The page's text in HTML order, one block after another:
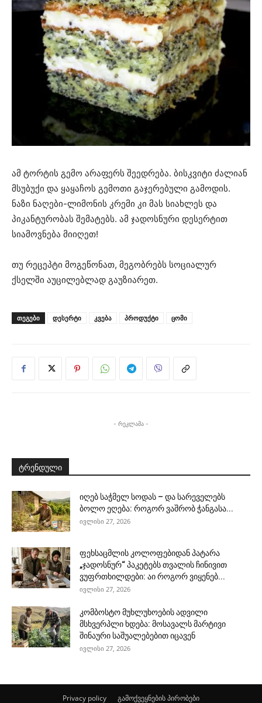
ამ ტორტის გემო არაფერს შეედრება. ბისკვიტი ძალიან
მსუბუქი და ყაყაჩოს გემოთი გაჯერებული გამოდის.
ნაზი ნაღები-ლიმონის კრემი კი მას სიახლეს და
პიკანტურობას შემატებს. ამ ჯადოსნური დესერტით
სიამოვნება მიიღეთ!
თუ რეცეპტი მოგეწონათ, მეგობრებს სოციალურ
ქსელში აუცილებლად გაუზიარეთ.
ᲗᲔᲒᲔᲑᲘ დესერტი კვება პროდუქტი ცომი
- რეკლამა -
ტრენდული
იღებ საჭმელ სოდას – და სარეველებს
ბოლო ეღება: როგორ ვაშრობ ჭანგასა...
ივლისი 27, 2026
ფეხსაცმლის კოლოფებიდან პატარა
„ჯადოსნურ“ პაკეტებს თვალის ჩინივით
ვუფრთხილდები: აი როგორ ვიყენებ...
ივლისი 27, 2026
კომბოსტო მუხლუხოების ადვილი
მსხვერპლი ხდება: მოსავალს მარტივი
შინაური საშუალებებით იცავენ
ივლისი 27, 2026
Privacy policy გამოქვეყნების პირობები